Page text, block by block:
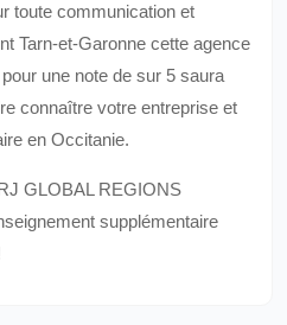
toute communication et
Tarn-et-Garonne cette agence
une note de sur 5 saura
connaître votre entreprise et
en Occitanie.
GLOBAL REGIONS
supplémentaire